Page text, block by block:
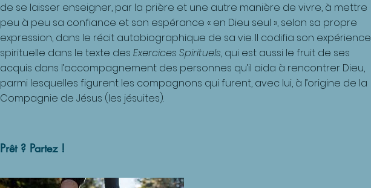
de se laisser enseigner, par la prière et une autre manière de vivre, à mettre
peu à peu sa confiance et son espérance « en Dieu seul », selon sa propre
expression, dans le récit autobiographique de sa vie. Il codifia son expérience
spirituelle dans le texte des Exercices Spirituels, qui est aussi le fruit de ses
acquis dans l’accompagnement des personnes qu’il aida à rencontrer Dieu,
parmi lesquelles figurent les compagnons qui furent, avec lui, à l’origine de la
Compagnie de Jésus (les jésuites).
Prêt ? Partez !